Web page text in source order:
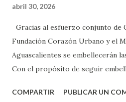
abril 30, 2026
Gracias al esfuerzo conjunto de
Fundación Corazón Urbano y el
Aguascalientes se embellecerán
Con el propósito de seguir
municipal, Leo Montañez dio
COMPARTIR PUBLICAR UN